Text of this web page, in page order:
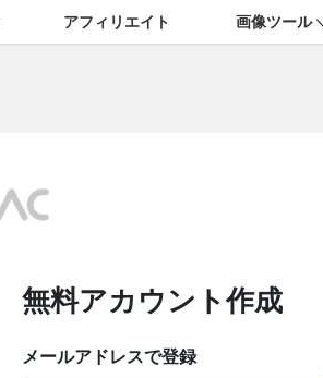
アフィリエイト 画像ツール
無料アカウント作成
メールアドレスで登録